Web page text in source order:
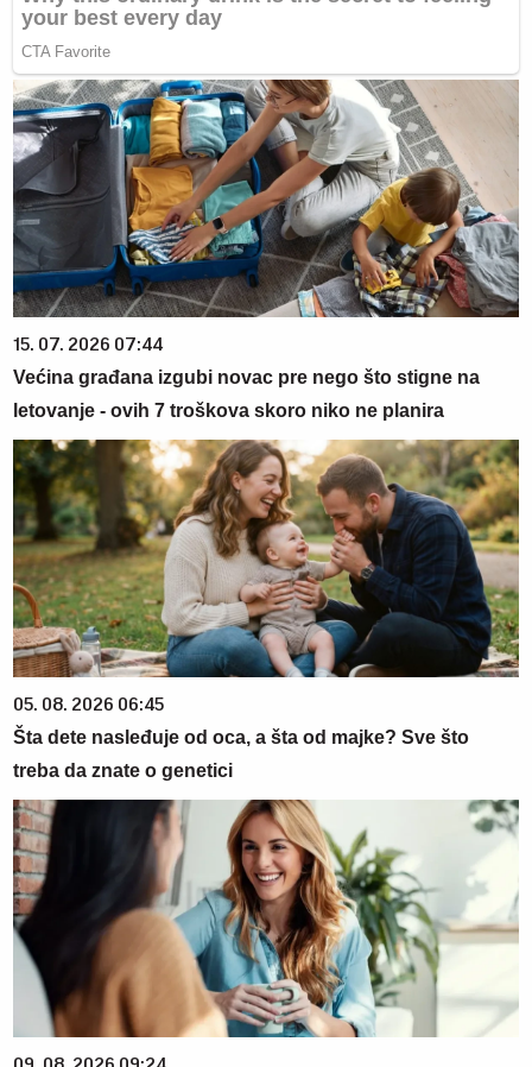
15. 07. 2026 07:44
Većina građana izgubi novac pre nego što stigne na
letovanje - ovih 7 troškova skoro niko ne planira
05. 08. 2026 06:45
Šta dete nasleđuje od oca, a šta od majke? Sve što
treba da znate o genetici